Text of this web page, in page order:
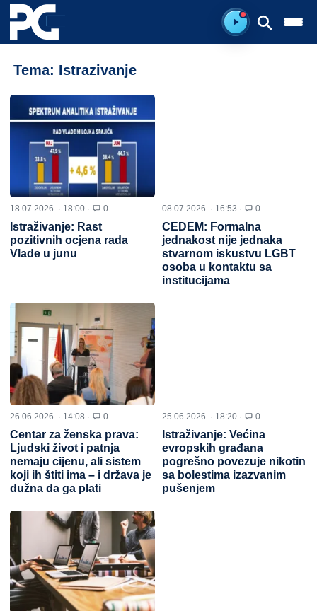
Spreman za
Tema: Istrazivanje
18.07.2026. · 18:00 · 0
Istraživanje: Rast
pozitivnih ocjena rada
Vlade u junu
08.07.2026. · 16:53 · 0
CEDEM: Formalna
jednakost nije jednaka
stvarnom iskustvu LGBT
osoba u kontaktu sa
institucijama
26.06.2026. · 14:08 · 0
Centar za ženska prava:
Ljudski život i patnja
nemaju cijenu, ali sistem
koji ih štiti ima – i država je
dužna da ga plati
25.06.2026. · 18:20 · 0
Istraživanje: Većina
evropskih građana
pogrešno povezuje nikotin
sa bolestima izazvanim
pušenjem